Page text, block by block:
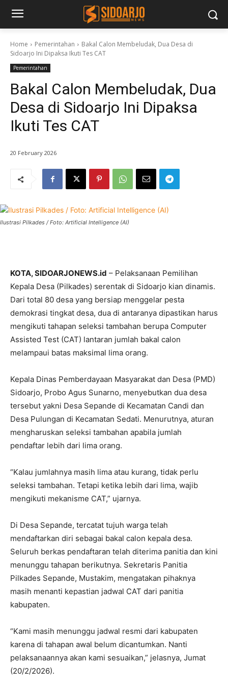
Home Pemerintahan
Bakal Calon Membeludak, Dua Desa di
Sidoarjo Ini Dipaksa Ikuti Tes CAT
Pemerintahan
Bakal Calon Membeludak, Dua
Desa di Sidoarjo Ini Dipaksa
Ikuti Tes CAT
20 February 2026
Ilustrasi Pilkades / Foto: Artificial Intelligence (AI)
KOTA, SIDOARJONEWS.id – Pelaksanaan Pemilihan
Kepala Desa (Pilkades) serentak di Sidoarjo kian dinamis.
Dari total 80 desa yang bersiap menggelar pesta
demokrasi tingkat desa, dua di antaranya dipastikan harus
mengikuti tahapan seleksi tambahan berupa Computer
Assisted Test (CAT) lantaran jumlah bakal calon
melampaui batas maksimal lima orang.
Kepala Dinas Pemberdayaan Masyarakat dan Desa (PMD)
Sidoarjo, Probo Agus Sunarno, menyebutkan dua desa
tersebut yakni Desa Sepande di Kecamatan Candi dan
Desa Pulungan di Kecamatan Sedati. Menurutnya, aturan
mengharuskan seleksi tambahan apabila jumlah
pendaftar lebih dari lima orang.
“Kalau jumlahnya masih lima atau kurang, tidak perlu
seleksi tambahan. Tetapi ketika lebih dari lima, wajib
mengikuti mekanisme CAT,” ujarnya.
Di Desa Sepande, tercatat tujuh warga telah
mendaftarkan diri sebagai bakal calon kepala desa.
Seluruh berkas pendaftaran telah diterima panitia dan kini
menunggu tahapan berikutnya. Sekretaris Panitia
Pilkades Sepande, Mustakim, mengatakan pihaknya
masih menanti kepastian jadwal CAT dari panitia
kabupaten.
“Kami masih menunggu jadwal resmi dari kabupaten
karena di tahapan awal belum dicantumkan. Nanti
pelaksanaannya akan kami sesuaikan,” jelasnya, Jumat
(20/2/2026).